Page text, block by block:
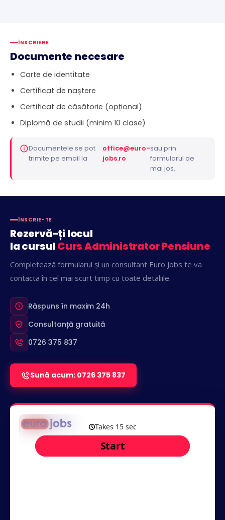
ÎNSCRIERE
Documente necesare
Carte de identitate
Certificat de naștere
Certificat de căsătorie (opțional)
Diplomă de studii (minim 10 clase)
Documentele se pot
trimite pe email la
office@euro-
jobs.ro
sau prin
formularul de
mai jos.
ÎNSCRIE-TE
Rezervă-ți locul
la cursul Curs Administrator Pensiune
Completează formularul și un consultant Euro Jobs te va
contacta în cel mai scurt timp cu toate detaliile.
Răspuns în maxim 24h
Consultanță gratuită
0726 375 837
Sună acum: 0726 375 837